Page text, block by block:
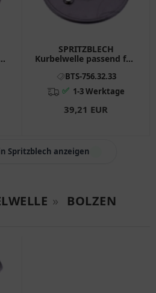
SPRITZBLECH
Kurbelwelle passend für:
BTS-756.32.33
✅ 1-3 Werktage
39,21 EUR
Spritzblech anzeigen
»
BOLZEN